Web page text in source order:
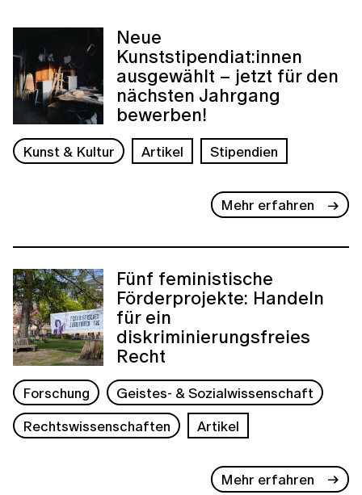
Neue
Kunststipendiat:innen
ausgewählt – jetzt für den
nächsten Jahrgang
bewerben!
Kunst & Kultur Artikel Stipendien
Mehr erfahren
Fünf feministische
Förderprojekte: Handeln
für ein
diskriminierungsfreies
Recht
Forschung
Geistes- & Sozialwissenschaft
Rechtswissenschaften
Artikel
Mehr erfahren